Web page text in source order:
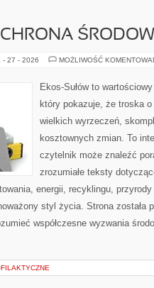
- 27 - 2026 MOŻLIWOŚĆ
Ekos-Sułów to
który pokazuje, że troska
wielkich wyrzeczeń,
kosztownych zmian. To
czytelnik może znaleźć
zrozumiałe teksty
energii, recyklingu,
styl życia. Strona została
współczesne wyzwania